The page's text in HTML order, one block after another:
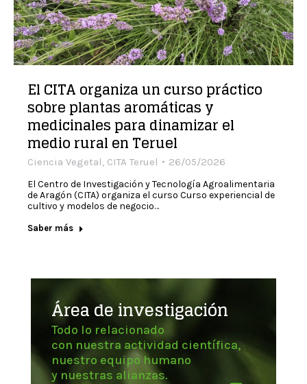
El CITA organiza un curso práctico
sobre plantas aromáticas y
medicinales para dinamizar el
medio rural en Teruel
Ciencia Vegetal, CITA Teruel 26/05/2026
El Centro de Investigación y Tecnología Agroalimentaria
de Aragón (CITA) organiza el curso Curso experiencial de
cultivo y modelos de negocio…
Saber más
Área de investigación
Todo lo relacionado
con nuestra actividad científica,
nuestro equipo humano
y nuestras alianzas.